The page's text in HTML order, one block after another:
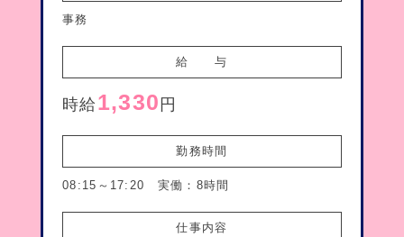
事務
給　　与
時給 1,330 円
勤務時間
08:15～17:20 実働：8時間
仕事内容